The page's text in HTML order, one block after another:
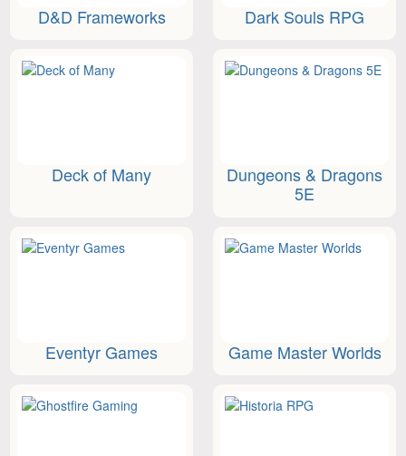
D&D Frameworks Dark Souls RPG
Deck of Many
Dungeons & Dragons
5E
Eventyr Games Game Master Worlds